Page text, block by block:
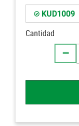
KUD1009
Cantidad